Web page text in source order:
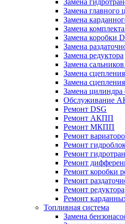
Замена
Замена главного
Замена
Замена
Замена коробки
Замена
Замена редуктора
Замена
Замена сцепления
Замена
Замена цилиндра
Обслуживание
Ремонт DSG
Ремонт АКПП
Ремонт МКПП
Ремонт
Ремонт
Ремонт
Ремонт
Ремонт коробки
Ремонт
Ремонт редуктора
Ремонт
Топливная система
Замена